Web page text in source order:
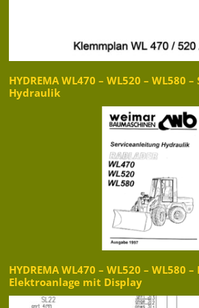
HYDREMA WL470 – WL520 – WL580
Hydraulik
HYDREMA WL470 – WL520 – WL580
Elektroanlage mit Display